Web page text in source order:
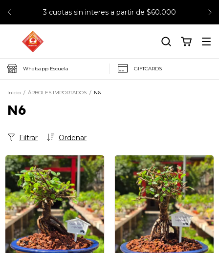
3 cuotas sin interes a partir de $60.000
Whatsapp Escuela GIFTCARDS
Inicio / ÁRBOLES IMPORTADOS / N6
N6
Ordenar
Filtrar